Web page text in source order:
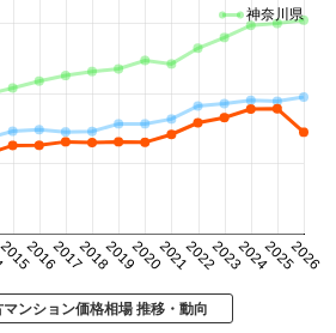
20162017201820192020202120222023202420252026
神奈川県
ンション価格相場 推移・動向